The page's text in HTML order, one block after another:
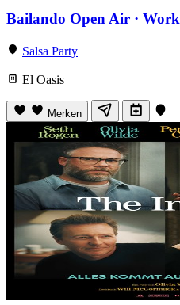
Bailando Open Air ·
Salsa Party
El Oasis
Merken